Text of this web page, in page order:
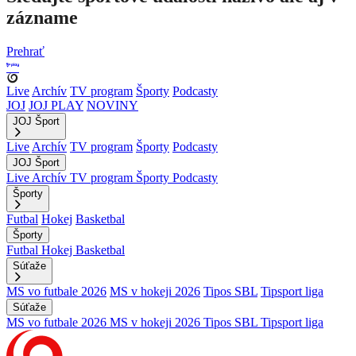
zázname
Prehrať
Live Archív TV program Športy Podcasty
JOJ JOJ PLAY NOVINY
JOJ Šport
Live Archív TV program Športy Podcasty
JOJ Šport
Live Archív TV program Športy Podcasty
Športy
Futbal Hokej Basketbal
Športy
Futbal Hokej Basketbal
Súťaže
MS vo futbale 2026 MS v hokeji 2026 Tipos SBL Tipsport liga
Súťaže
MS vo futbale 2026 MS v hokeji 2026 Tipos SBL Tipsport liga